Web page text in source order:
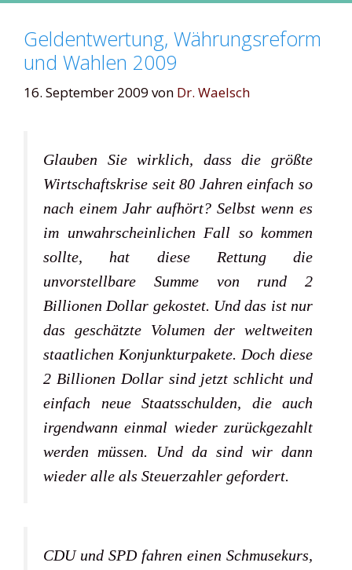
Geldentwertung, Währungsreform
und Wahlen 2009
16. September 2009 von Dr. Waelsch
Glauben Sie wirklich, dass die größte
Wirtschaftskrise seit 80 Jahren einfach so
nach einem Jahr aufhört? Selbst wenn es
im unwahrscheinlichen Fall so kommen
sollte, hat diese Rettung die
unvorstellbare Summe von rund 2
Billionen Dollar gekostet. Und das ist nur
das geschätzte Volumen der weltweiten
staatlichen Konjunkturpakete. Doch diese
2 Billionen Dollar sind jetzt schlicht und
einfach neue Staatsschulden, die auch
irgendwann einmal wieder zurückgezahlt
werden müssen. Und da sind wir dann
wieder alle als Steuerzahler gefordert.
CDU und SPD fahren einen Schmusekurs,